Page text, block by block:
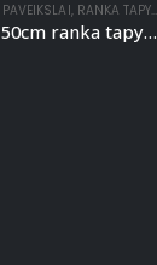
PAVEIKSLAI, RANKA TAPYTI PAVEIKSLAI
“Trys sesės” 100cm x 50cm ranka tapytas paveikslas